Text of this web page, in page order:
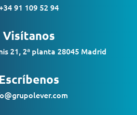
91 109 52 94
Visítanos
21, 2ª planta 28045 Madrid
Escríbenos